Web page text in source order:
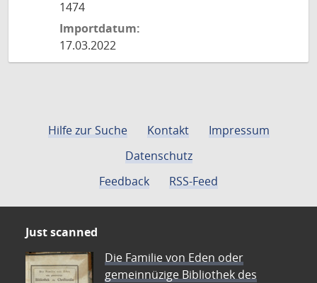
1474
Importdatum:
17.03.2022
Hilfe zur Suche Kontakt
Impressum
Datenschutz
Feedback
RSS-Feed
Just scanned
Die Familie von Eden oder
gemeinnüzige Bibliothek des